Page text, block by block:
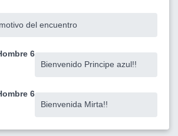
del encuentro
6
Bienvenido Principe azul!!
6
Bienvenida Mirta!!